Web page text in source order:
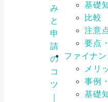
み
と
申
請
の
コ
ツ
基礎
比較
注意
要点
ファイナン
メリ
事例
基礎